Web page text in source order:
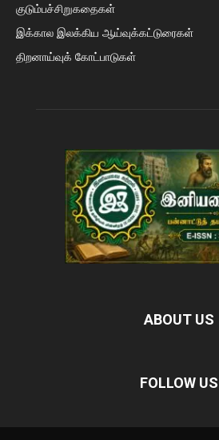
குடும்பச்சிறுகதைகள்
இக்கால இலக்கிய ஆய்வுக்கட்டுரைகள்
திறனாய்வுக் கோட்பாடுகள்
ABOUT US
FOLLOW US